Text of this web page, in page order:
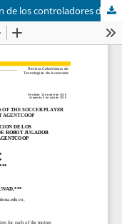
Comparación por medio de la simulación de los controladores de velocidad del sistema de robot jugador de fútbol categoría SSL proyecto Agentcoop